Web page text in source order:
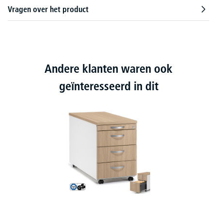
Vragen over het product
Andere klanten waren ook
geïnteresseerd in dit